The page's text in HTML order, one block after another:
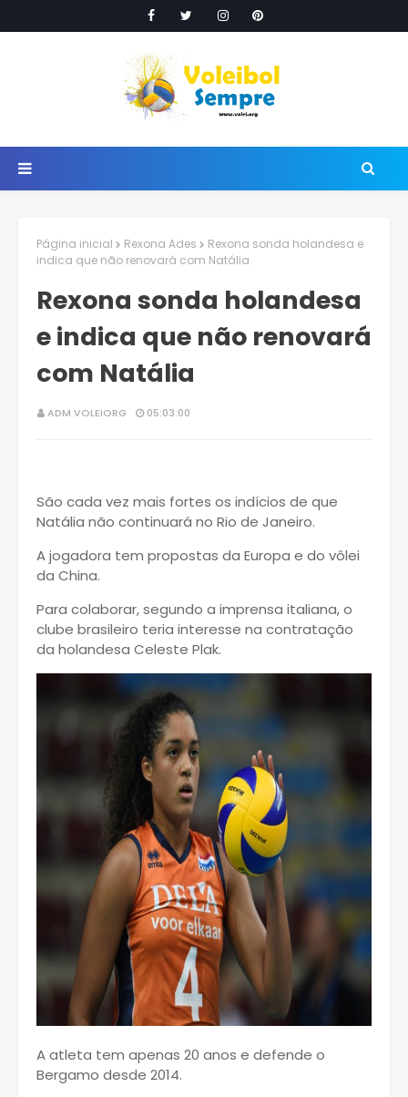
Página inicial Rexona Ades
Rexona sonda holandesa e
indica que não renovará com Natália
Rexona sonda holandesa
e indica que não renovará
com Natália
ADM VOLEIORG 05:03:00
São cada vez mais fortes os indícios de que
Natália não continuará no Rio de Janeiro.
A jogadora tem propostas da Europa e do vôlei
da China.
Para colaborar, segundo a imprensa italiana, o
clube brasileiro teria interesse na contratação
da holandesa Celeste Plak.
A atleta tem apenas 20 anos e defende o
Bergamo desde 2014.